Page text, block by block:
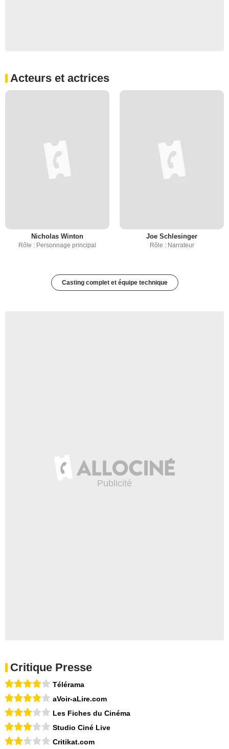
Acteurs et actrices
Nicholas Winton
Rôle : Personnage principal
Joe Schlesinger
Rôle : Narrateur
Casting complet et équipe technique
Critique Presse
Télérama
aVoir-aLire.com
Les Fiches du Cinéma
Studio Ciné Live
Critikat.com